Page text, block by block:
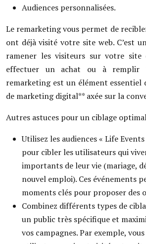
Audiences personnalisées.
Le remarketing vous permet de
ont déjà visité votre site web. C’est
ramener les visiteurs sur votre
effectuer un achat ou à remplir
remarketing est un élément
de marketing digital** axée sur la
Autres astuces pour un ciblage
Utilisez les audiences « Life
pour cibler les utilisateurs qui
importants de leur vie (mariage,
nouvel emploi). Ces événements
moments clés pour proposer des
Combinez différents types de
un public très spécifique et
vos campagnes. Par exemple,